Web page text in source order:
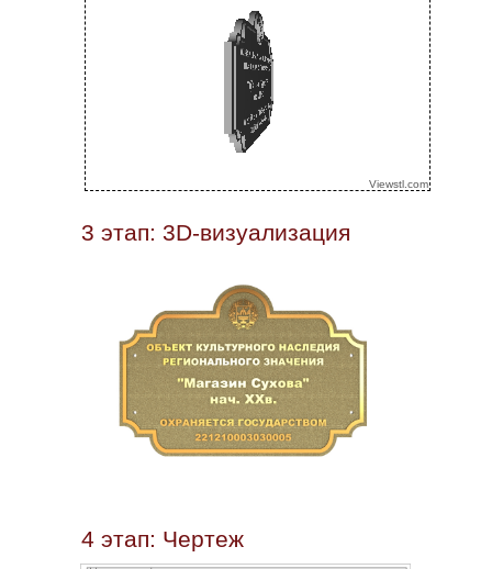
3 этап: 3D-визуализация
4 этап: Чертеж